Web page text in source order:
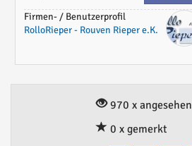
Firmen- / Benutzerprofil
RolloRieper - Rouven Rieper e.K.
970 x angesehen
0 x gemerkt